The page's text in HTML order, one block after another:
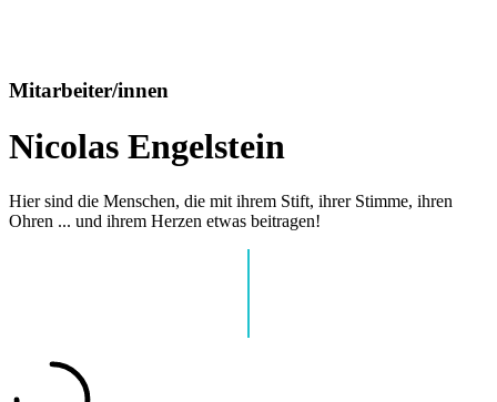
Mitarbeiter/innen
Nicolas Engelstein
Hier sind die Menschen, die mit ihrem Stift, ihrer Stimme, ihren
Ohren ... und ihrem Herzen etwas beitragen!